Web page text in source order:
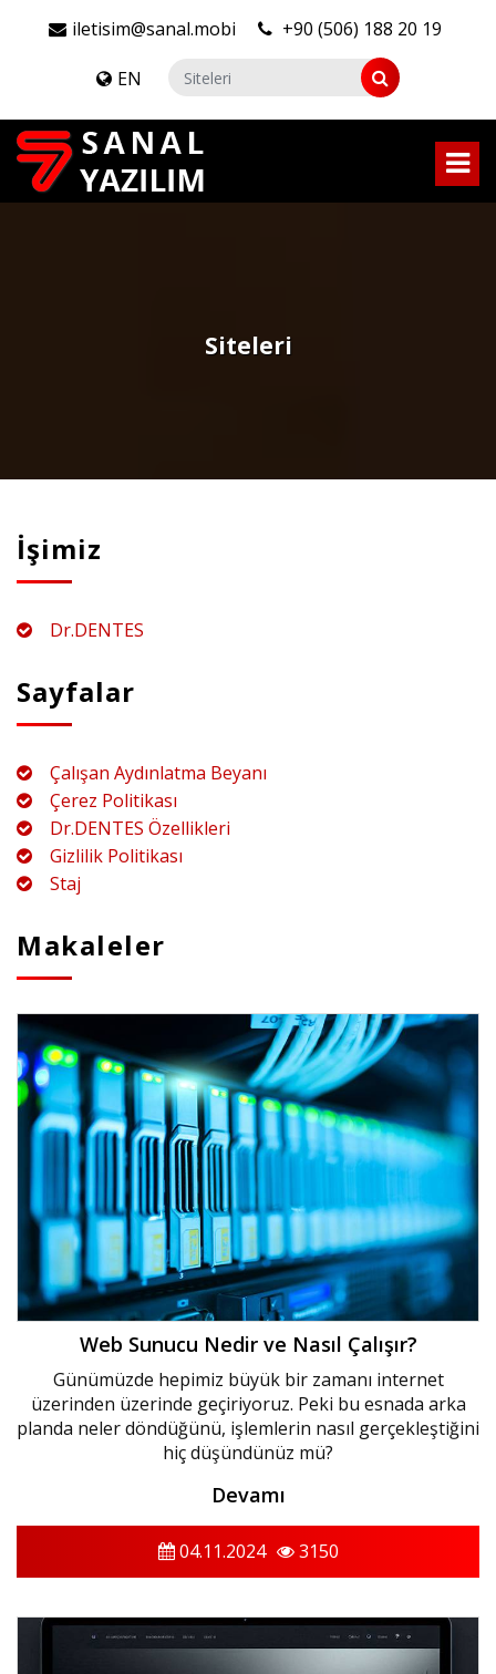
iletisim@sanal.mobi +90 (506) 188 20 19
EN
Siteleri
İşimiz
Dr.DENTES
Sayfalar
Çalışan Aydınlatma Beyanı
Çerez Politikası
Dr.DENTES Özellikleri
Gizlilik Politikası
Staj
Makaleler
Web Sunucu Nedir ve Nasıl Çalışır?
Günümüzde hepimiz büyük bir zamanı internet
üzerinden üzerinde geçiriyoruz. Peki bu esnada arka
planda neler döndüğünü, işlemlerin nasıl gerçekleştiğini
hiç düşündünüz mü?
Devamı
04.11.2024 3150